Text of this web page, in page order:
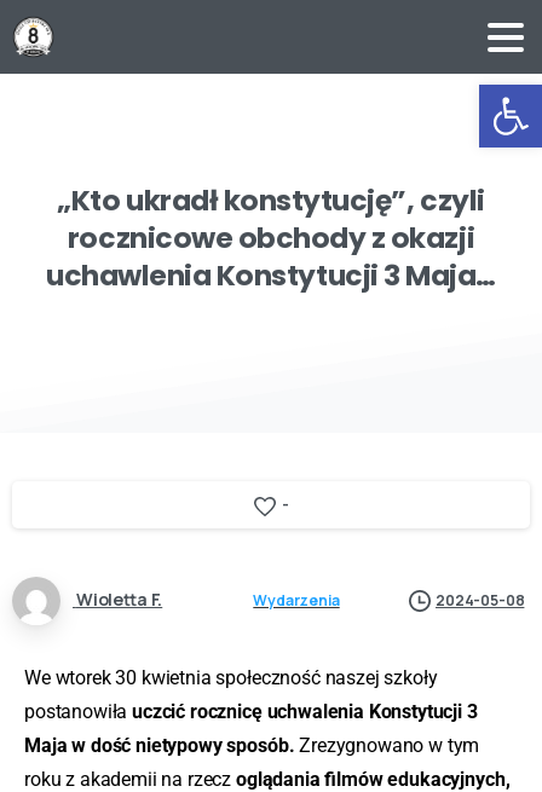
„Ktoukradłkonstytucję”,czyli
rocznicoweobchodyzokazji
uchawleniaKonstytucji3Maja…
-
Wioletta F. Wydarzenia 2024-05-08
We wtorek 30 kwietnia społeczność naszej szkoły
postanowiłauczcić rocznicę uchwalenia Konstytucji 3
Maja w dość nietypowy sposób.Zrezygnowano w tym
roku z akademii na rzecz oglądania filmów edukacyjnych,